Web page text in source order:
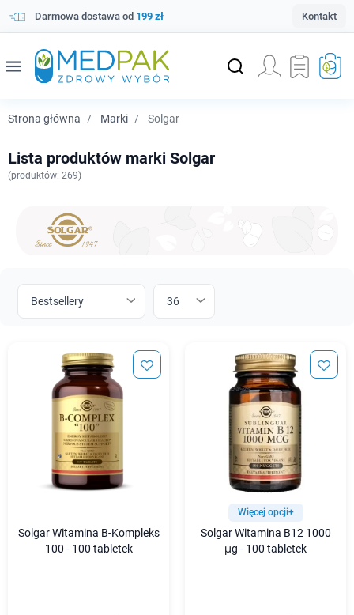
Darmowa dostawa od 199 zł Kontakt
menu
Strona główna Marki Solgar
Lista produktów marki Solgar
(produktów: 269)
Solgar Witamina B-Kompleks
100 - 100 tabletek
Więcej opcji+
Solgar Witamina B12 1000
μg - 100 tabletek